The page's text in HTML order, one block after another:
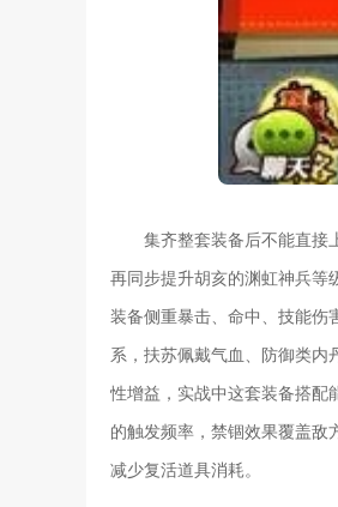
集齐整套装备后不能直接
再同步提升胡亥的渊虹神兵等
装备侧重暴击、命中、技能伤
系，扶苏佩戴气血、防御类内
性增益，实战中这套装备搭配
的触发频率，禁锢效果覆盖敌
减少复活道具消耗。